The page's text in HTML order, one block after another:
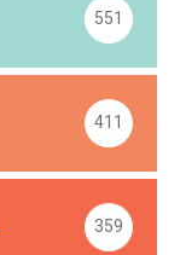
551
411
359